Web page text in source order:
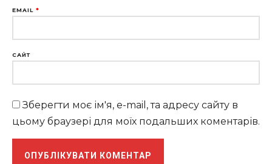
EMAIL *
САЙТ
Зберегти моє ім'я, e-mail, та адресу сайту в
цьому браузері для моїх подальших коментарів.